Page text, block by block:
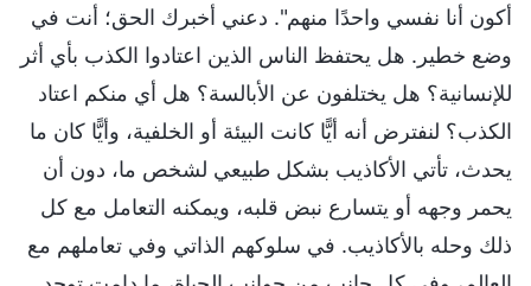
أكون أنا نفسي واحدًا منهم". دعني أخبرك الحق؛ أنت في
وضع خطير. هل يحتفظ الناس الذين اعتادوا الكذب بأي أثر
للإنسانية؟ هل يختلفون عن الأبالسة؟ هل أي منكم اعتاد
الكذب؟ لنفترض أنه أيًّا كانت البيئة أو الخلفية، وأيًّا كان ما
يحدث، تأتي الأكاذيب بشكل طبيعي لشخص ما، دون أن
يحمر وجهه أو يتسارع نبض قلبه، ويمكنه التعامل مع كل
ذلك وحله بالأكاذيب. في سلوكهم الذاتي وفي تعاملهم مع